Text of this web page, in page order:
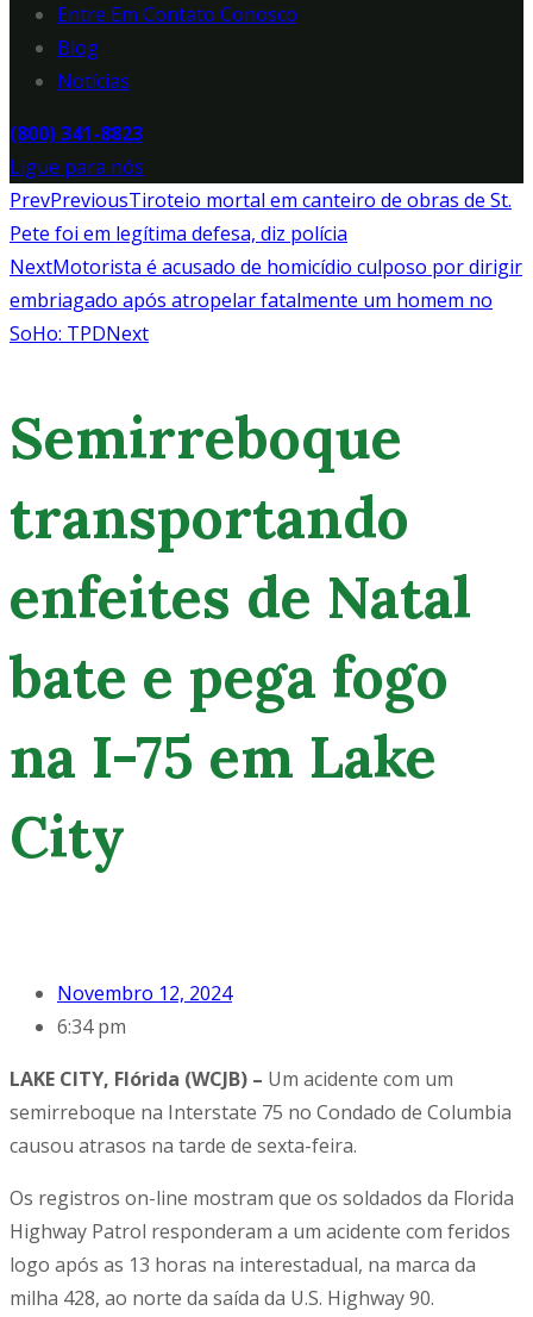
Entre Em Contato Conosco
Blog
Notícias
(800) 341-8823
Ligue para nós
PrevPreviousTiroteio mortal em canteiro de obras de St.
Pete foi em legítima defesa, diz polícia
NextMotorista é acusado de homicídio culposo por dirigir
embriagado após atropelar fatalmente um homem no
SoHo: TPDNext
Semirreboque
transportando
enfeites de Natal
bate e pega fogo
na I-75 em Lake
City
Novembro 12, 2024
6:34 pm
LAKE CITY, Flórida (WCJB) – Um acidente com um
semirreboque na Interstate 75 no Condado de Columbia
causou atrasos na tarde de sexta-feira.
Os registros on-line mostram que os soldados da Florida
Highway Patrol responderam a um acidente com feridos
logo após as 13 horas na interestadual, na marca da
milha 428, ao norte da saída da U.S. Highway 90.